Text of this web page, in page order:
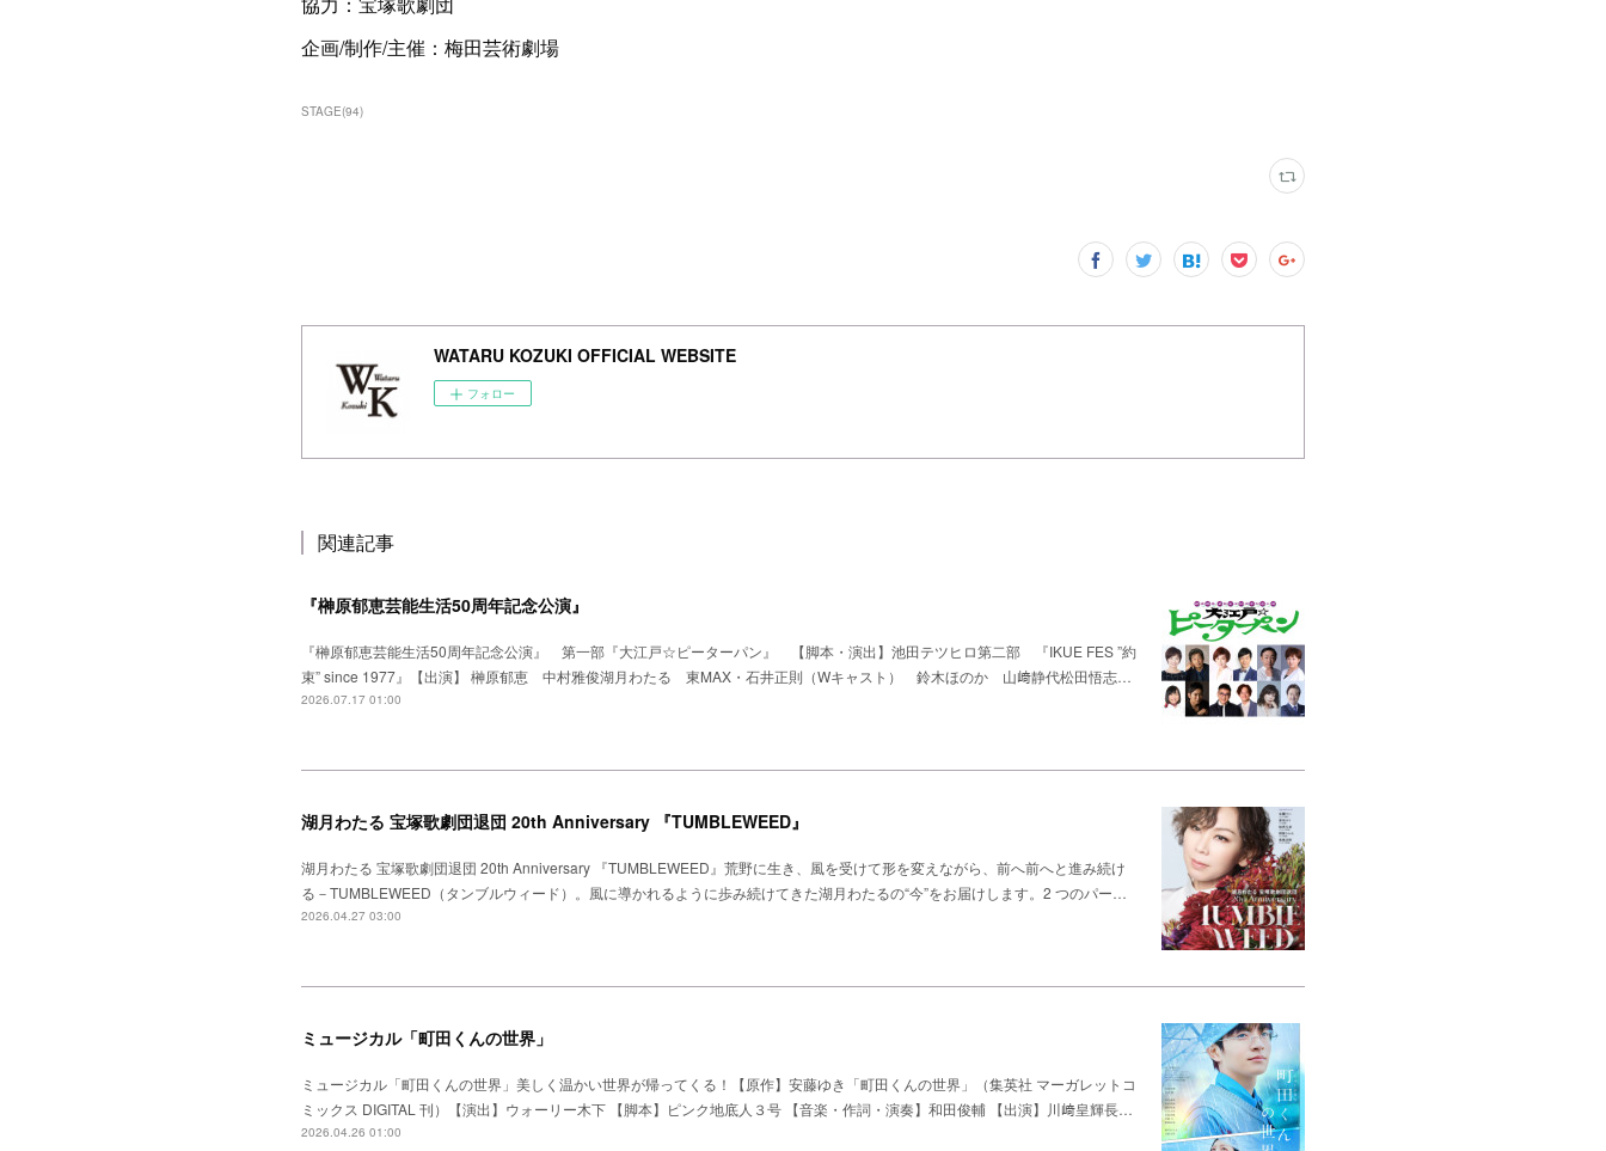
企画/制作/主催：梅田芸術劇場
STAGE(94)
WATARU KOZUKI OFFICIAL WEBSITE
フォロー
関連記事
『榊原郁恵芸能生活50周年記念公演』
『榊原郁恵芸能生活50周年記念公演』 第一部『大江戸☆ピーターパン』 【脚本・演出】池田テツヒロ第二部 『IKUE FES ”約
束” since 1977』【出演】 榊原郁恵 中村雅俊湖月わたる 東MAX・石井正則（Wキャスト） 鈴木ほのか 山﨑静代松田悟志…
2026.07.17 01:00
湖月わたる 宝塚歌劇団退団 20th Anniversary 『TUMBLEWEED』
湖月わたる 宝塚歌劇団退団 20th Anniversary 『TUMBLEWEED』荒野に生き、風を受けて形を変えながら、前へ前へと進み続け
る－TUMBLEWEED（タンブルウィード）。風に導かれるように歩み続けてきた湖月わたるの“今”をお届けします。2 つのパー…
2026.04.27 03:00
ミュージカル「町田くんの世界」
ミュージカル「町田くんの世界」美しく温かい世界が帰ってくる！【原作】安藤ゆき「町田くんの世界」（集英社 マーガレットコ
ミックス DIGITAL 刊）【演出】ウォーリー木下 【脚本】ピンク地底人３号 【音楽・作詞・演奏】和田俊輔 【出演】川﨑皇輝長…
2026.04.26 01:00